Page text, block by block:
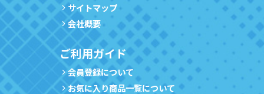
サイトマップ
会社概要
ご利用ガイド
会員登録について
お気に入り商品一覧について